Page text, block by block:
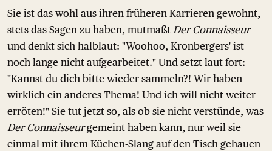
Sie ist das wohl aus ihren früheren Karrieren gewohnt,
stets das Sagen zu haben, mutmaßt Der Connaisseur
und denkt sich halblaut: "Woohoo, Kronbergers' ist
noch lange nicht aufgearbeitet." Und setzt laut fort:
"Kannst du dich bitte wieder sammeln?! Wir haben
wirklich ein anderes Thema! Und ich will nicht weiter
erröten!" Sie tut jetzt so, als ob sie nicht verstünde, was
Der Connaisseurgemeint haben kann, nur weil sie
einmal mit ihrem Küchen-Slang auf den Tisch gehauen